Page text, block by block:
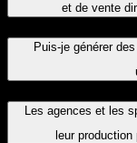
et de vente
Puis-je générer
Les agences et les
leur